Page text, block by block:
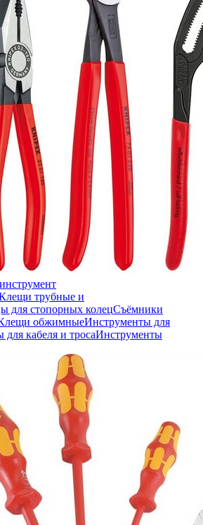
трубные и
для стопорных колецСъёмники
обжимныеИнструменты для
кабеля и тросаИнструменты